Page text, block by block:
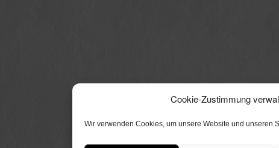
Cookie-Zustimmung
Wir verwenden Cookies, um unsere Website und unseren